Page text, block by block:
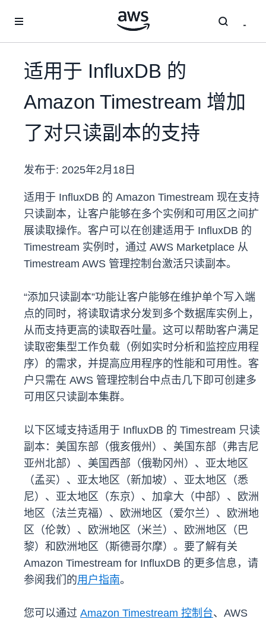
适用于 InfluxDB 的
Amazon Timestream 增加
了对只读副本的支持
发布于: 2025年2月18日
适用于 InfluxDB 的 Amazon Timestream 现在支持
只读副本，让客户能够在多个实例和可用区之间扩
展读取操作。客户可以在创建适用于 InfluxDB 的
Timestream 实例时，通过 AWS Marketplace 从
Timestream AWS 管理控制台激活只读副本。
“添加只读副本”功能让客户能够在维护单个写入端
点的同时，将读取请求分发到多个数据库实例上，
从而支持更高的读取吞吐量。这可以帮助客户满足
读取密集型工作负载（例如实时分析和监控应用程
序）的需求，并提高应用程序的性能和可用性。客
户只需在 AWS 管理控制台中点击几下即可创建多
可用区只读副本集群。
以下区域支持适用于 InfluxDB 的 Timestream 只读
副本：美国东部（俄亥俄州）、美国东部（弗吉尼
亚州北部）、美国西部（俄勒冈州）、亚太地区
（孟买）、亚太地区（新加坡）、亚太地区（悉
尼）、亚太地区（东京）、加拿大（中部）、欧洲
地区（法兰克福）、欧洲地区（爱尔兰）、欧洲地
区（伦敦）、欧洲地区（米兰）、欧洲地区（巴
黎）和欧洲地区（斯德哥尔摩）。要了解有关
Amazon Timestream for InfluxDB 的更多信息，请
参阅我们的用户指南。
您可以通过 Amazon Timestream 控制台、AWS